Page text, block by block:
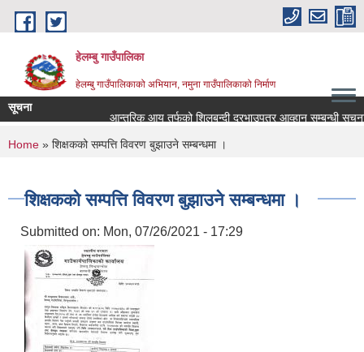
Skip to main content
हेलम्बु गाउँपालिका
हेलम्बु गाउँपालिकाको अभियान, नमुना गाउँपालिकाको निर्माण
सूचना
आन्तरिक आय तर्फको शिलबन्दी दरभाउपत्र आव्हान सम्बन्धी सूचना।
You are here
Home » शिक्षकको सम्पत्ति विवरण बुझाउने सम्बन्धमा ।
शिक्षकको सम्पत्ति विवरण बुझाउने सम्बन्धमा ।
Submitted on: Mon, 07/26/2021 - 17:29